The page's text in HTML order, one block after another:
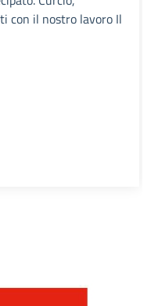
con il nostro lavoro Il